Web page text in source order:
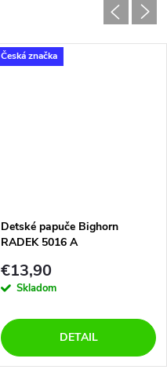
Česká značka
Detské papuče Bighorn
RADEK 5016 A
€13,90
Skladom
DETAIL